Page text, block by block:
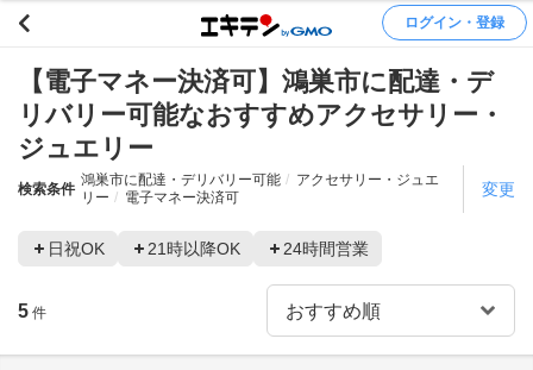
ログイン・登録
【電子マネー決済可】鴻巣市に配達・デ
リバリー可能なおすすめアクセサリー・
ジュエリー
検索条件
鴻巣市に配達・デリバリー可能
アクセサリー・ジュエ
リー
電子マネー決済可 変更
日祝OK 21時以降OK 24時間営業
5 件